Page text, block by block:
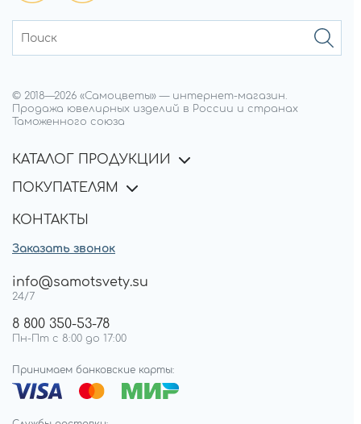
© 2018—2026 «Самоцветы» — интернет-магазин.
Продажа ювелирных изделий в России и странах
Таможенного союза
КАТАЛОГ ПРОДУКЦИИ
ПОКУПАТЕЛЯМ
КОНТАКТЫ
Заказать звонок
info@samotsvety.su
24/7
8 800 350-53-78
Пн-Пт с 8:00 до 17:00
Принимаем банковские карты: